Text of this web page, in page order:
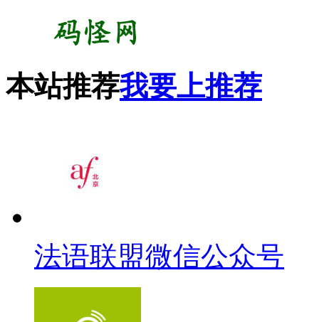
本站推荐我要上推荐
法语联盟微信公众号